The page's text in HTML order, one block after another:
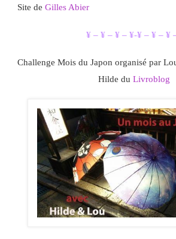
Site de Gilles Abier
¥ – ¥ – ¥ – ¥-¥ – ¥ – ¥
Challenge Mois du Japon organisé par
Hilde du Livroblog